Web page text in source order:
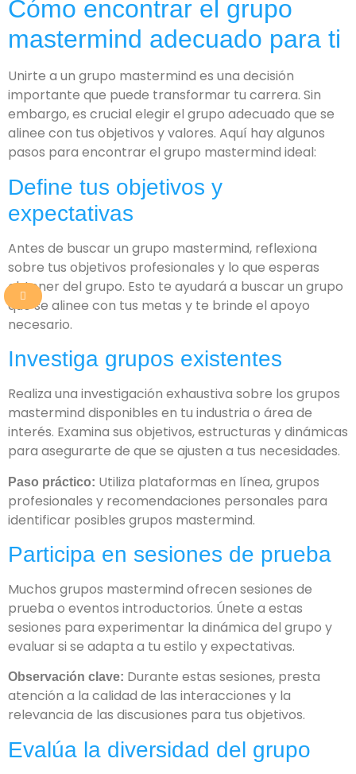
Cómo encontrar el grupo
mastermind adecuado para ti
Unirte a un grupo mastermind es una decisión
importante que puede transformar tu carrera. Sin
embargo, es crucial elegir el grupo adecuado que se
alinee con tus objetivos y valores. Aquí hay algunos
pasos para encontrar el grupo mastermind ideal:
Define tus objetivos y
expectativas
Antes de buscar un grupo mastermind, reflexiona
sobre tus objetivos profesionales y lo que esperas
obtener del grupo. Esto te ayudará a buscar un grupo
que se alinee con tus metas y te brinde el apoyo
necesario.
Investiga grupos existentes
Realiza una investigación exhaustiva sobre los grupos
mastermind disponibles en tu industria o área de
interés. Examina sus objetivos, estructuras y dinámicas
para asegurarte de que se ajusten a tus necesidades.
Paso práctico: Utiliza plataformas en línea, grupos
profesionales y recomendaciones personales para
identificar posibles grupos mastermind.
Participa en sesiones de prueba
Muchos grupos mastermind ofrecen sesiones de
prueba o eventos introductorios. Únete a estas
sesiones para experimentar la dinámica del grupo y
evaluar si se adapta a tu estilo y expectativas.
Observación clave: Durante estas sesiones, presta
atención a la calidad de las interacciones y la
relevancia de las discusiones para tus objetivos.
Evalúa la diversidad del grupo